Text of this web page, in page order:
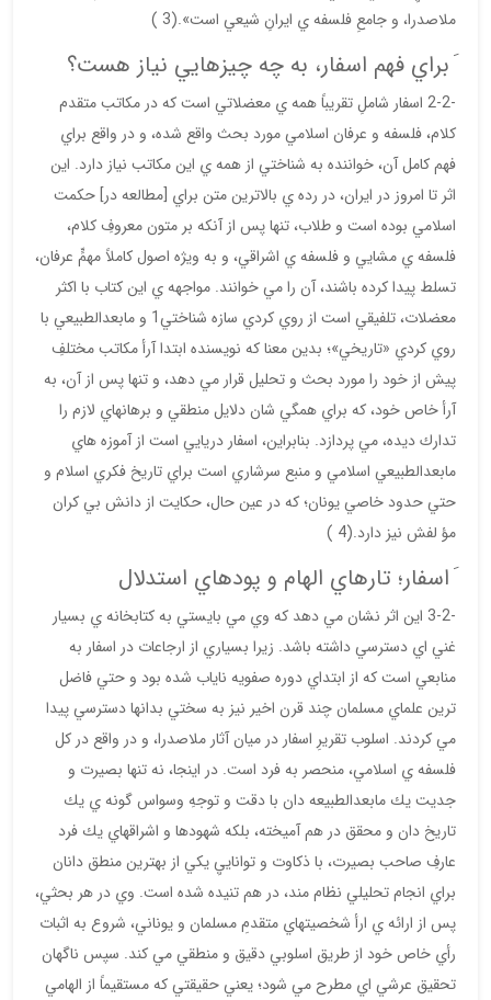
ملاصدرا، و جامعِ فلسفه ي ايرانِ شيعي است».(3 )
َ براي فهم اسفار، به چه چيزهايي نياز هست؟
-2-2 اسفار شاملِ تقريباً همه ي معضلاتي است كه در مكاتب متقدم
كلام، فلسفه و عرفان اسلامي مورد بحث واقع شده، و در واقع براي
فهم كامل آن، خواننده به شناختي از همه ي اين مكاتب نياز دارد. اين
اثر تا امروز در ايران، در رده ي بالاترين متن براي [مطالعه در] حكمت
اسلامي بوده است و طلاب، تنها پس از آنكه بر متون معروفِ كلام،
فلسفه ي مشايي و فلسفه ي اشراقي، و به ويژه اصول كاملاً مهمٍّ عرفان،
تسلط پيدا كرده باشند، آن را مي خوانند. مواجهه ي اين كتاب با اكثر
معضلات، تلفيقي است از روي كردي سازه شناختي1 و مابعدالطبيعي با
روي كردي «تاريخي»؛ بدين معنا كه نويسنده ابتدا آرأ مكاتب مختلفِ
پيش از خود را مورد بحث و تحليل قرار مي دهد، و تنها پس از آن، به
آرأ خاص خود، كه براي همگي شان دلايل منطقي و برهانهاي لازم را
تدارك ديده، مي پردازد. بنابراين، اسفار دريايي است از آموزه هاي
مابعدالطبيعي اسلامي و منبع سرشاري است براي تاريخ فكري اسلام و
حتي حدود خاصي يونان؛ كه در عين حال، حكايت از دانش بي كران
مؤ لفش نيز دارد.(4 )
َ اسفار؛ تارهاي الهام و پودهاي استدلال
-3-2 اين اثر نشان مي دهد كه وي مي بايستي به كتابخانه ي بسيار
غني اي دسترسي داشته باشد. زيرا بسياري از ارجاعات در اسفار به
منابعي است كه از ابتداي دوره صفويه ناياب شده بود و حتي فاضل
ترين علماي مسلمان چند قرن اخير نيز به سختي بدانها دسترسي پيدا
مي كردند. اسلوب تقريرِ اسفار در ميان آثار ملاصدرا، و در واقع در كل
فلسفه ي اسلامي، منحصر به فرد است. در اينجا، نه تنها بصيرت و
جديت يك مابعدالطبيعه دان با دقت و توجهِ وسواس گونه ي يك
تاريخ دان و محقق در هم آميخته، بلكه شهودها و اشراقهاي يك فرد
عارفِ صاحب بصيرت، با ذكاوت و تواناييِ يكي از بهترين منطق دانان
براي انجام تحليلي نظام مند، در هم تنيده شده است. وي در هر بحثي،
پس از ارائه ي ارأ شخصيتهاي متقدمِ مسلمان و يوناني، شروع به اثبات
رأي خاص خود از طريق اسلوبي دقيق و منطقي مي كند. سپس ناگهان
تحقيق عرشي اي مطرح مي شود؛ يعني حقيقتي كه مستقيماً از الهامي